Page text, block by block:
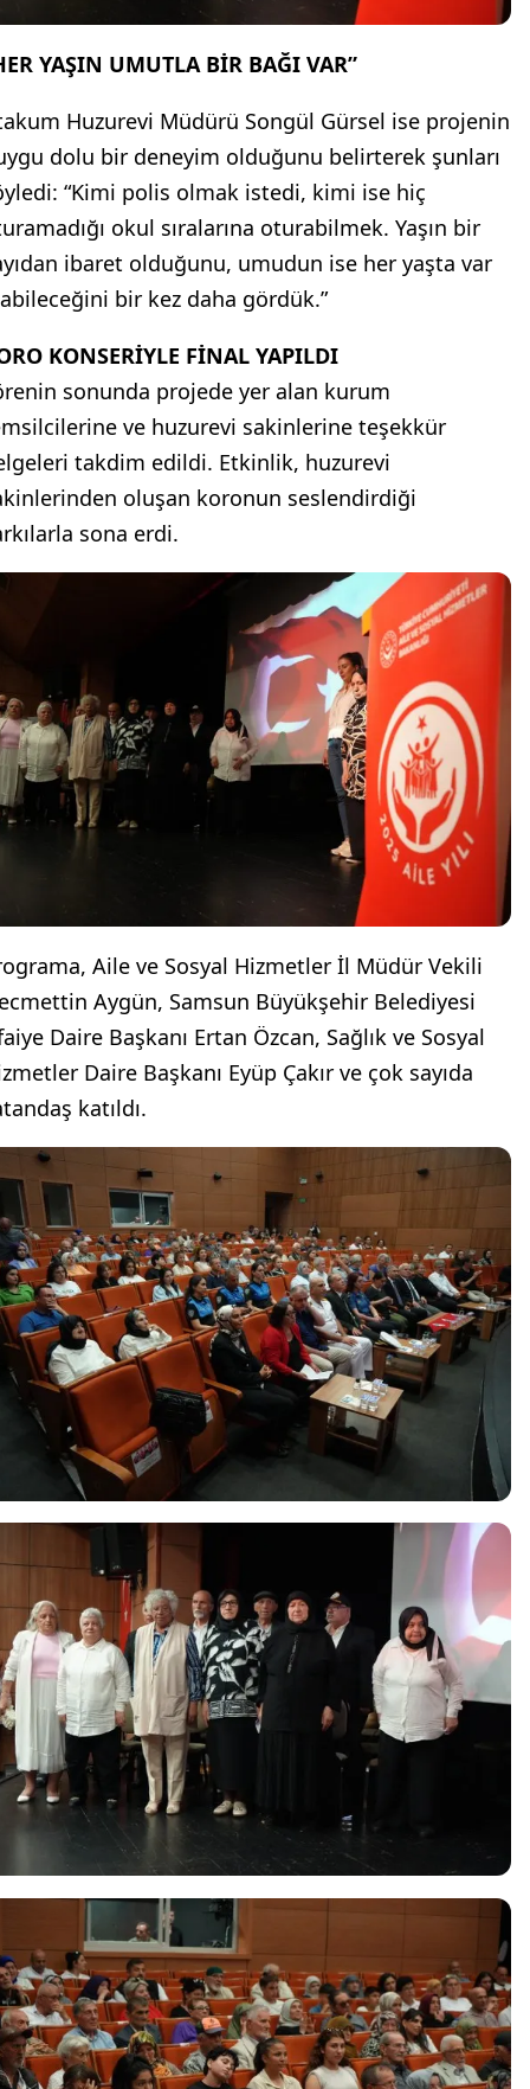
YAŞIN UMUTLA BİR BAĞI VAR”
Huzurevi Müdürü Songül Gürsel ise projenin
dolu bir deneyim olduğunu belirterek şunları
“Kimi polis olmak istedi, kimi ise hiç
okul sıralarına oturabilmek. Yaşın bir
ibaret olduğunu, umudun ise her yaşta var
bir kez daha gördük.”
KONSERİYLE FİNAL YAPILDI
sonunda projede yer alan kurum
ve huzurevi sakinlerine teşekkür
takdim edildi. Etkinlik, huzurevi
oluşan koronun seslendirdiği
sona erdi.
Aile ve Sosyal Hizmetler İl Müdür Vekili
Aygün, Samsun Büyükşehir Belediyesi
Daire Başkanı Ertan Özcan, Sağlık ve Sosyal
Daire Başkanı Eyüp Çakır ve çok sayıda
katıldı.